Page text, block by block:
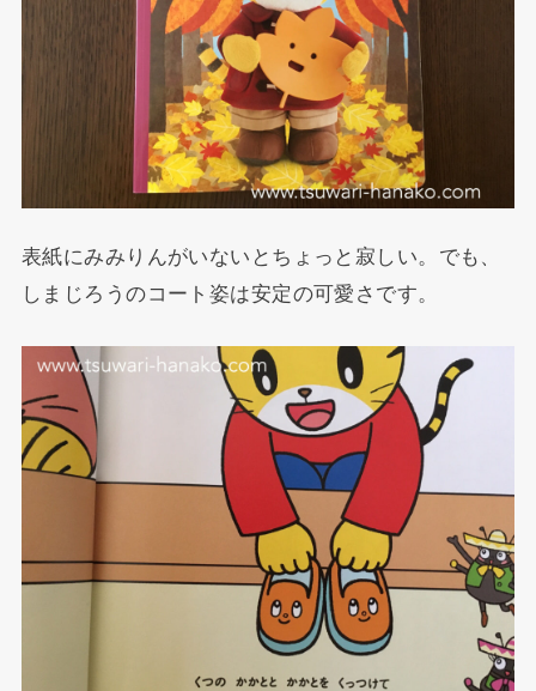
表紙にみみりんがいないとちょっと寂しい。でも、
しまじろうのコート姿は安定の可愛さです。